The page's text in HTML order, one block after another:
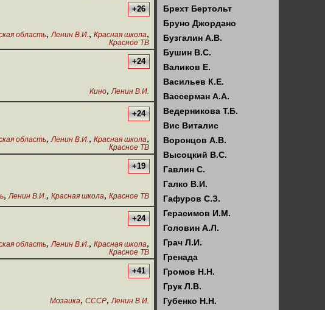
+26
область, Ленин В.И., Красная школа,
Красное ТВ
+24
Кино, Ленин В.И.
+24
область, Ленин В.И., Красная школа,
Красное ТВ
+19
, Ленин В.И., Красная школа, Красное ТВ
+24
область, Ленин В.И., Красная школа,
Красное ТВ
+41
Мозаика, СССР, Ленин В.И.
Брехт Бертольт
Бруно Джордано
Бузгалин А.В.
Бушин В.С.
Валиков Е.
Васильев К.Е.
Вассерман А.А.
Ведерникова Т.Б.
Вис Виталис
Воронцов А.В.
Высоцкий В.С.
Гавлин С.
Галко В.И.
Гафуров С.З.
Герасимов И.М.
Головин А.Л.
Грач Л.И.
Гренада
Громов Н.Н.
Грук Л.В.
Губенко Н.Н.